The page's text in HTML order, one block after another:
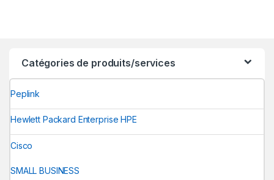
Catégories de produits/services
Peplink
Hewlett Packard Enterprise HPE
Cisco
SMALL BUSINESS